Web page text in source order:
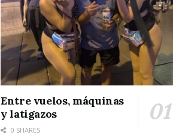
Entre vuelos, máquinas
y latigazos
0 SHARES